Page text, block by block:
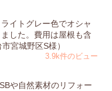
イトグレー色でオシャ
した。費用は屋根も含
宮城野区S様）
3.9k件のビュー
や自然素材のリフォー